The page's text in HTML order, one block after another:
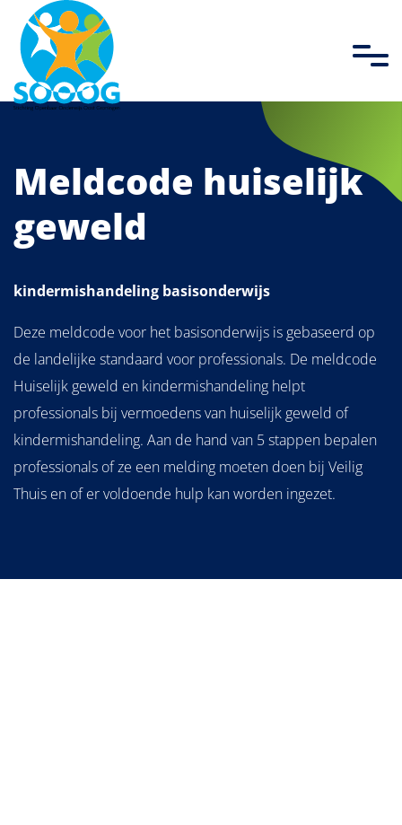
overslaan
Meldcode huiselijk
geweld
kindermishandeling basisonderwijs
Deze meldcode voor het basisonderwijs is gebaseerd op
de landelijke standaard voor professionals. De meldcode
Huiselijk geweld en kindermishandeling helpt
professionals bij vermoedens van huiselijk geweld of
kindermishandeling. Aan de hand van 5 stappen bepalen
professionals of ze een melding moeten doen bij Veilig
Thuis en of er voldoende hulp kan worden ingezet.